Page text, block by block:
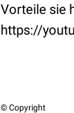
Vorteile sie
https://
© Copyright